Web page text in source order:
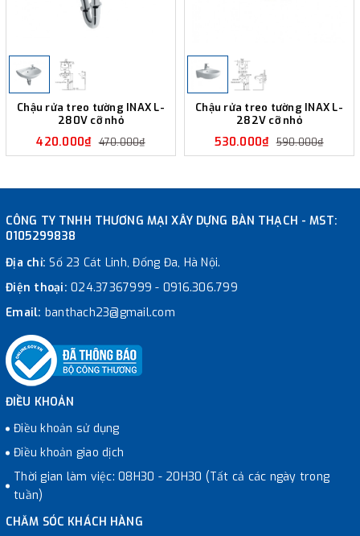
Chậu rửa treo tường INAX L-
280V cỡ nhỏ
420.000₫ 470.000₫
Chậu rửa treo tường INAX L-
282V cỡ nhỏ
530.000₫ 590.000₫
CÔNG TY TNHH THƯƠNG MẠI XÂY DỰNG BÀN THẠCH - MST:
0105299838
Địa chỉ:Số 23 Cát Linh, Đống Đa, Hà Nội.
Điện thoại: 024.37367999 - 0916.306.799
Email: banthach23@gmail.com
ĐIỀU KHOẢN
Điều khoản sử dụng
Điều khoản giao dịch
Thời gian làm việc: 08H30 - 20H30 (Tất cả các ngày trong
tuần)
CHĂM SÓC KHÁCH HÀNG